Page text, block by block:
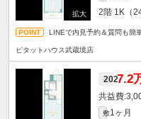
2階 1K（
LINEで内見予約＆質問も
ピタットハウス武蔵境店
2027.2
敷1ヶ月